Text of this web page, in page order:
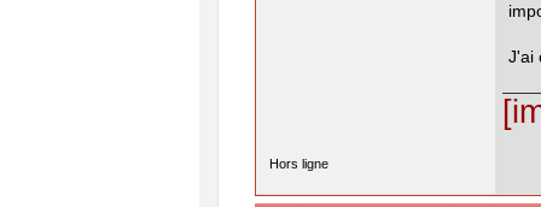
J'ai
Hors ligne